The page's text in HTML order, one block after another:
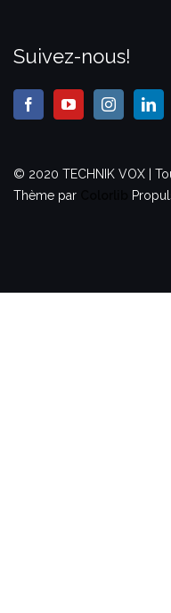
Suivez-nous!
© 2020 TECHNIK VOX |
Thème par